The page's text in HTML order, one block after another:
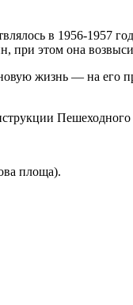
в 1956-1957
при этом она
жизнь — на его
площа).